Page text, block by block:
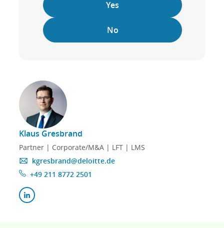
Yes
No
Klaus Gresbrand
Partner | Corporate/M&A | LFT | LMS
kgresbrand@deloitte.de
+49 211 8772 2501